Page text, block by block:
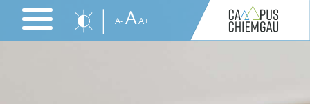
Direkt
Inhalt
A-AA+